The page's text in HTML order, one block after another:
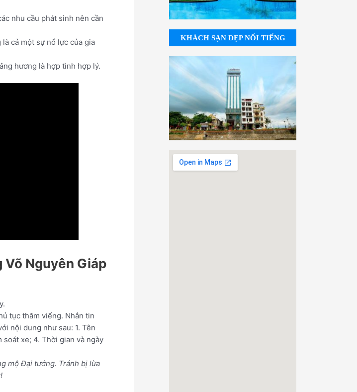
nhu cầu phát sinh nên cần
cả một sự nổ lực của gia
hương là hợp tình hợp lý.
Nguyên Giáp
tục thăm viếng. Nhắn tin
nội dung như sau: 1. Tên
xe; 4. Thời gian và ngày
mộ Đại tướng. Tránh bị lừa
KHÁCH SẠN ĐẸP NỔI TIẾNG